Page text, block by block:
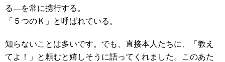
る―を常に携行する。
「５つのＫ」と呼ばれている。
知らないことは多いです。でも、直接本人たちに、「教え
てよ！」と頼むと嬉しそうに語ってくれました。このあた